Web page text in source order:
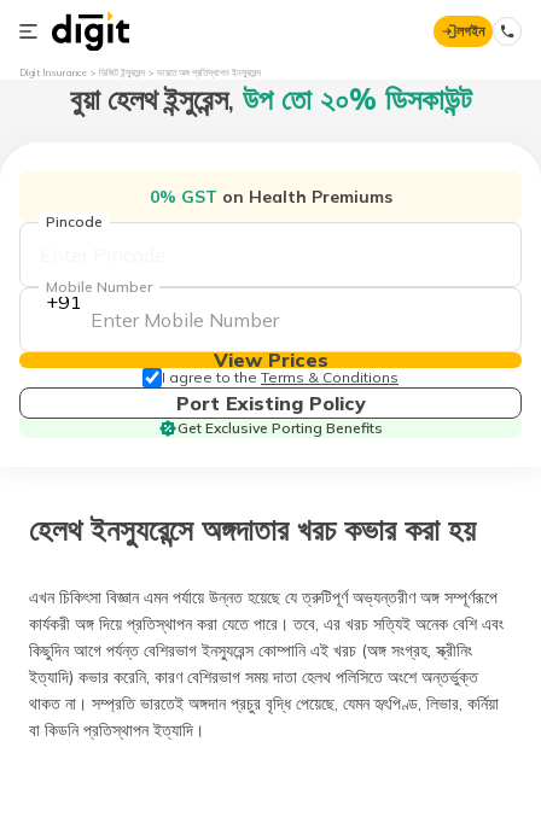
লগইন
Digit Insurance ডিজিট ইন্স্যুরেন্স ভারতে অঙ্গ প্রতিস্থাপন ইনস্যুরেন্স
বুয়া হেলথ ইন্সুরেন্স, উপ তো ২০% ডিসকাউন্ট
0% GST on Health Premiums
Pincode
+91
Mobile Number
View Prices
I agree to the Terms & Conditions
Port Existing Policy
Get Exclusive Porting Benefits
হেলথ ইনস্যুরেন্সে অঙ্গদাতার খরচ কভার করা হয়
এখন চিকিৎসা বিজ্ঞান এমন পর্যায়ে উন্নত হয়েছে যে ত্রুটিপূর্ণ অভ্যন্তরীণ অঙ্গ সম্পূর্ণরূপে
কার্যকরী অঙ্গ দিয়ে প্রতিস্থাপন করা যেতে পারে। তবে, এর খরচ সত্যিই অনেক বেশি এবং
কিছুদিন আগে পর্যন্ত বেশিরভাগ ইনস্যুরেন্স কোম্পানি এই খরচ (অঙ্গ সংগ্রহ, স্ক্রীনিং
ইত্যাদি) কভার করেনি, কারণ বেশিরভাগ সময় দাতা হেলথ পলিসিতে অংশে অন্তর্ভুক্ত
থাকত না। সম্প্রতি ভারতেই অঙ্গদান প্রচুর বৃদ্ধি পেয়েছে, যেমন হৃৎপিণ্ড, লিভার, কর্নিয়া
বা কিডনি প্রতিস্থাপন ইত্যাদি।